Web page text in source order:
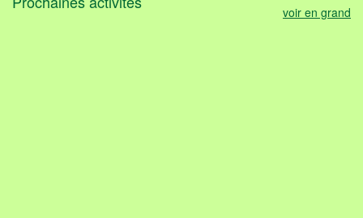
voir en grand